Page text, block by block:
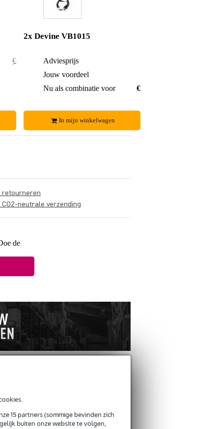
15 partners (sommige bevinden zich
buiten onze website te volgen,
€ 42,50
2x Devine VB1015
Adviesprijs
Jouw voordeel
Nu als combinatie voor
€ 15,40
In mijn winkelwagen
retourneren
CO2-neutrale verzending
de
ANDEREN KOCHTEN OOK